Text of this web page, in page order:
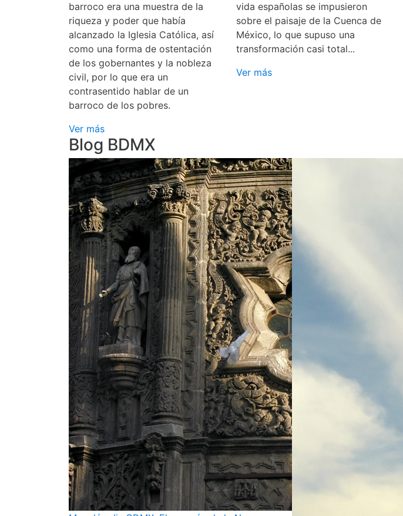
barroco era una muestra de la
riqueza y poder que había
alcanzado la Iglesia Católica, así
como una forma de ostentación
de los gobernantes y la nobleza
civil, por lo que era un
contrasentido hablar de un
barroco de los pobres.
Ver más
vida españolas se impusieron
sobre el paisaje de la Cuenca de
México, lo que supuso una
transformación casi total...
Ver más
Blog BDMX